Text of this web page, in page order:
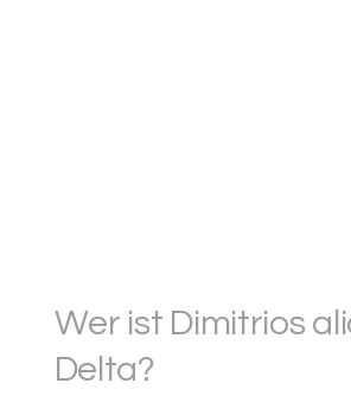
Wer ist Dimitrios
Delta?